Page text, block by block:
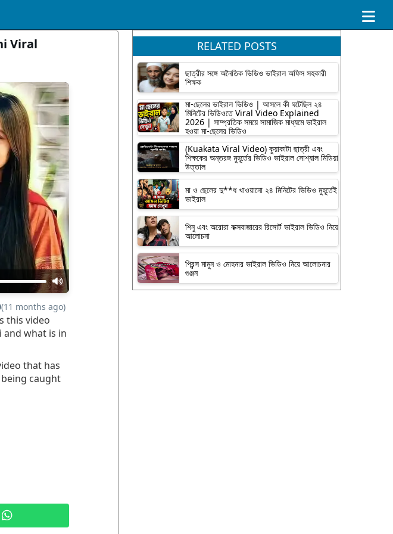
Viral
(11 months ago)
this video
what is in
that has
caught
RELATED POSTS
ছাত্রীর সঙ্গে অনৈতিক ভিডিও ভাইরাল অফিস সহকারী
শিক্ষক
মা-ছেলের ভাইরাল ভিডিও | আসলে কী ঘটেছিল ২৪
মিনিটের ভিডিওতে Viral Video Explained
2026 | সাম্প্রতিক সময়ে সামাজিক মাধ্যমে ভাইরাল
হওয়া মা-ছেলের ভিডিও
(Kuakata Viral Video) কুয়াকাটা ছাত্রী এবং
শিক্ষকের অন্তরঙ্গ মুহূর্তের ভিডিও ভাইরাল সোশ্যাল মিডিয়া
উত্তাল
মা ও ছেলের দু**ধ খাওয়ানো ২৪ মিনিটের ভিডিও মুহূর্তেই
ভাইরাল
শিনু এবং অরোরা কক্সবাজারের রিসোর্ট ভাইরাল ভিডিও নিয়ে
আলোচনা
প্রিন্স মামুন ও মোহনার ভাইরাল ভিডিও নিয়ে আলোচনার
গুঞ্জন